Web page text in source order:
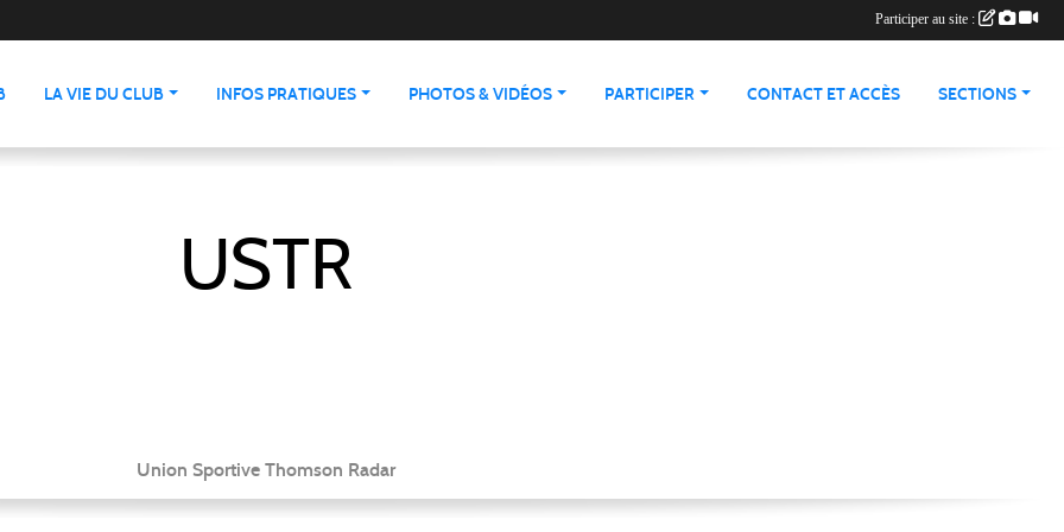
LA VIE DU CLUB INFOS PRATIQUES PHOTOS & VIDÉOS PARTICIPER CONTACT ET ACCÈS SECTIONS
USTR
Union Sportive Thomson Radar
Participer au site :